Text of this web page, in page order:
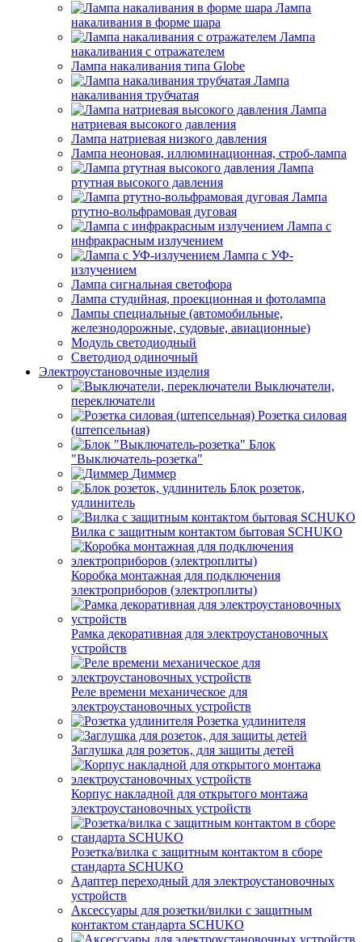
Лампа
накаливания в форме шара
Лампа
накаливания с отражателем
Лампа накаливания типа Globe
Лампа
накаливания трубчатая
Лампа
натриевая высокого давления
Лампа натриевая низкого давления
Лампа неоновая, иллюминационная, строб-лампа
Лампа
ртутная высокого давления
Лампа
ртутно-вольфрамовая дуговая
Лампа с
инфракрасным излучением
Лампа с УФ-
излучением
Лампа сигнальная светофора
Лампа студийная, проекционная и фотолампа
Лампы специальные (автомобильные,
железнодорожные, судовые, авиационные)
Модуль светодиодный
Светодиод одиночный
Электроустановочные изделия
Выключатели,
переключатели
Розетка силовая
(штепсельная)
Блок
"Выключатель-розетка"
Диммер
Блок розеток,
удлинитель
Вилка с защитным контактом бытовая SCHUKO
Коробка монтажная для подключения
электроприборов (электроплиты)
Рамка декоративная для электроустановочных
устройств
Реле времени механическое для
электроустановочных устройств
Розетка удлинителя
Заглушка для розеток, для защиты детей
Корпус накладной для открытого монтажа
электроустановочных устройств
Розетка/вилка с защитным контактом в сборе
стандарта SCHUKO
Адаптер переходный для электроустановочных
устройств
Аксессуары для розетки/вилки с защитным
контактом стандарта SCHUKO